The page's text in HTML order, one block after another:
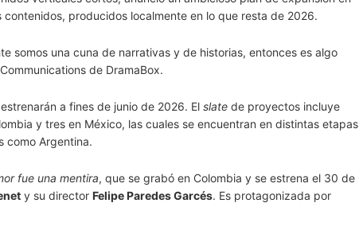
producidos localmente en lo que resta de 2026.
somos una cuna de narrativas y de historias, entonces es algo
de DramaBox.
a fines de junio de 2026. El slate de proyectos incluye
y tres en México, las cuales se encuentran en distintas etapas
como Argentina.
fue una mentira, que se grabó en Colombia y se estrena el 30 de
y su director Felipe Paredes Garcés. Es protagonizada por